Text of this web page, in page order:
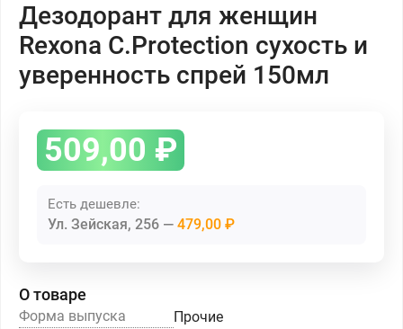
Дезодорант для женщин
Rexona C.Protection сухость и
уверенность спрей 150мл
509,00 ₽
Есть дешевле:
Ул. Зейская, 256 479,00 ₽
О товаре
Форма выпуска
Прочие